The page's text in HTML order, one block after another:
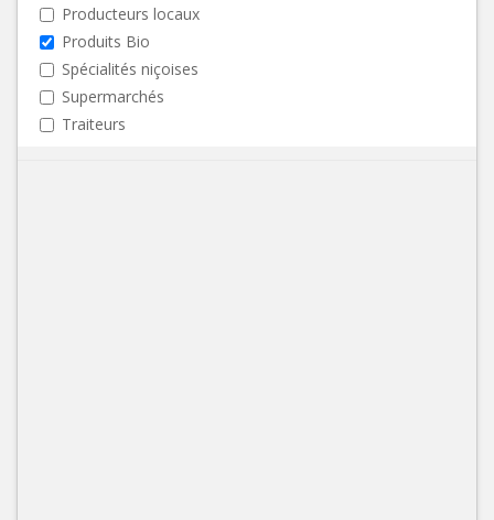
Producteurs locaux
Produits Bio
Spécialités niçoises
Supermarchés
Traiteurs